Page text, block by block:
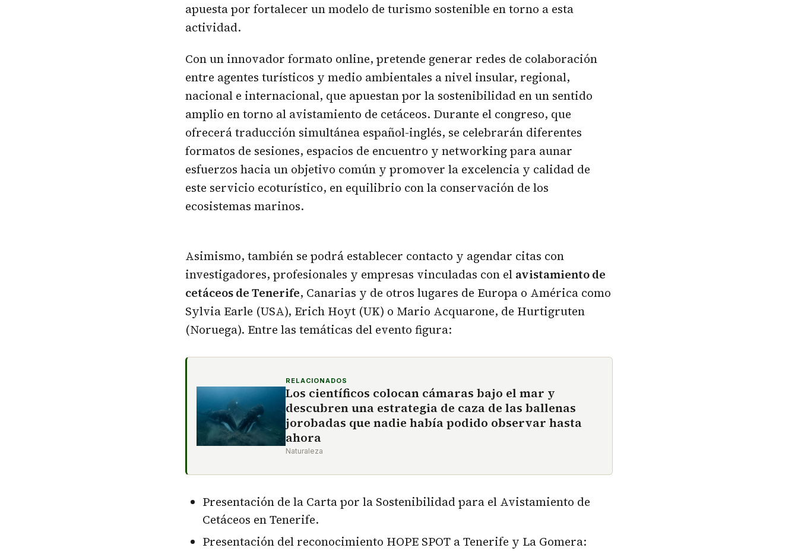
apuesta por fortalecer un modelo de turismo sostenible en torno a esta
actividad.
Con un innovador formato online, pretende generar redes de colaboración
entre agentes turísticos y medio ambientales a nivel insular, regional,
nacional e internacional, que apuestan por la sostenibilidad en un sentido
amplio en torno al avistamiento de cetáceos. Durante el congreso, que
ofrecerá traducción simultánea español-inglés, se celebrarán diferentes
formatos de sesiones, espacios de encuentro y networking para aunar
esfuerzos hacia un objetivo común y promover la excelencia y calidad de
este servicio ecoturístico, en equilibrio con la conservación de los
ecosistemas marinos.
Asimismo, también se podrá establecer contacto y agendar citas con
investigadores, profesionales y empresas vinculadas con el avistamiento de
cetáceos de Tenerife, Canarias y de otros lugares de Europa o América como
Sylvia Earle (USA), Erich Hoyt (UK) o Mario Acquarone, de Hurtigruten
(Noruega). Entre las temáticas del evento figura:
RELACIONADOS
Los científicos colocan cámaras bajo el mar y
descubren una estrategia de caza de las ballenas
jorobadas que nadie había podido observar hasta
ahora
Naturaleza
Presentación de la Carta por la Sostenibilidad para el Avistamiento de
Cetáceos en Tenerife.
Presentación del reconocimiento HOPE SPOT a Tenerife y La Gomera: